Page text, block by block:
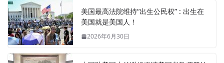
美国最高法院维持“出生公民权” : 出生在
美国就是美国人！
2026年6月30日